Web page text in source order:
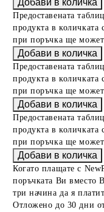
Предоставената
продукта в
при поръчка ще
Предоставената
продукта в
при поръчка ще
Предоставената
продукта в
при поръчка ще
Когато плащате с
поръчката Ви вместо
три начина да я
Отложено до 30 дни